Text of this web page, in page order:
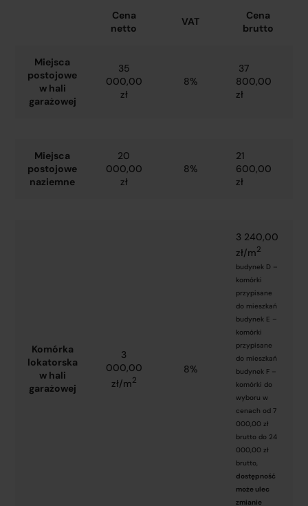
Cena
netto
VAT
Cena
brutto
Miejsca
postojowe
w hali
garażowej
35
000,00
zł
8%
37
800,00
zł
Miejsca
postojowe
naziemne
20
000,00
zł
8%
21
600,00
zł
Komórka
lokatorska
w hali
garażowej
3
000,00
zł/m2
8%
3 240,00
zł/m2
budynek D –
komórki
przypisane
do mieszkań
budynek E –
komórki
przypisane
do mieszkań
budynek F –
komórki do
wyboru w
cenach od 7
000,00 zł
brutto do 24
000,00 zł
brutto,
dostępność
może ulec
zmianie